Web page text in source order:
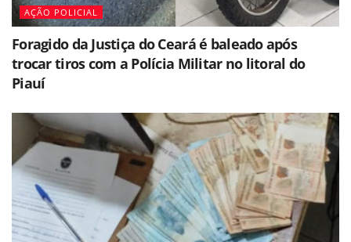
AÇÃO POLICIAL
Foragido da Justiça do Ceará é baleado após
trocar tiros com a Polícia Militar no litoral do
Piauí